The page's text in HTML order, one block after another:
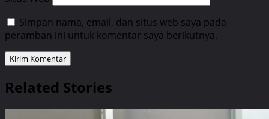
Simpan nama, email, dan situs web saya pada
peramban ini untuk komentar saya berikutnya.
Related Stories